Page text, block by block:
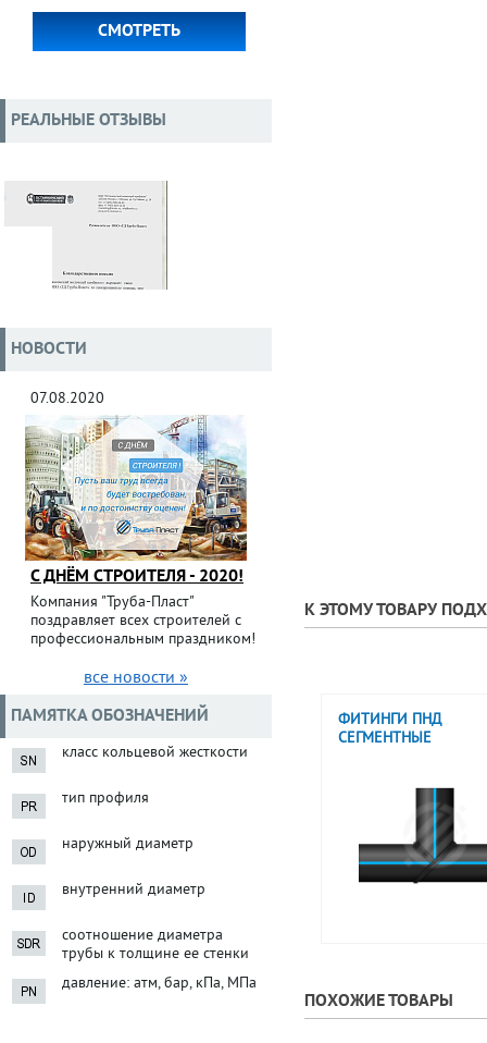
К ЭТОМУ ТОВАРУ
ФИТИНГИ ПНД
СЕГМЕНТНЫЕ
ПОХОЖИЕ ТОВАРЫ
СМОТРЕТЬ
РЕАЛЬНЫЕ ОТЗЫВЫ
НОВОСТИ
07.08.2020
С ДНЁМ СТРОИТЕЛЯ - 2020!
Компания "Труба-Пласт"
поздравляет всех строителей с
профессиональным праздником!
все новости »
ПАМЯТКА ОБОЗНАЧЕНИЙ
класс кольцевой жесткости
тип профиля
наружный диаметр
внутренний диаметр
соотношение диаметра
трубы к толщине ее стенки
давление: атм, бар, кПа, МПа